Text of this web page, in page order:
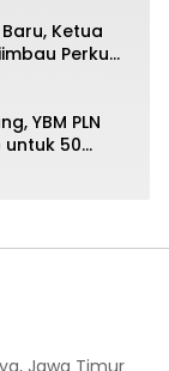
Ketua
Perkuat
YBM PLN
untuk 50